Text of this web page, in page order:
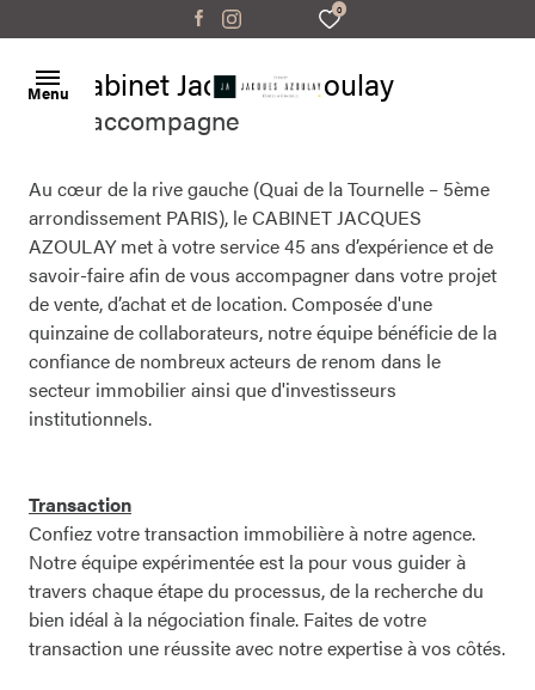
0
Menu
Accueil
Ventes
appartements
maisons
parking
bureaux/locaux
Locations
appartements
maisons
parking
bureaux/locaux
Gestion
locative
Estimation
Notre
équipe
Le Cabinet Jacques Azoulay
vous accompagne
Au cœur de la rive gauche (Quai de la Tournelle – 5ème
arrondissement PARIS), le CABINET JACQUES
AZOULAY met à votre service 45 ans d’expérience et de
savoir-faire afin de vous accompagner dans votre projet
de vente, d’achat et de location. Composée d'une
quinzaine de collaborateurs, notre équipe bénéficie de la
confiance de nombreux acteurs de renom dans le
secteur immobilier ainsi que d'investisseurs
institutionnels.
Transaction
Confiez votre transaction immobilière à notre agence.
Notre équipe expérimentée est la pour vous guider à
travers chaque étape du processus, de la recherche du
bien idéal à la négociation finale. Faites de votre
transaction une réussite avec notre expertise à vos côtés.